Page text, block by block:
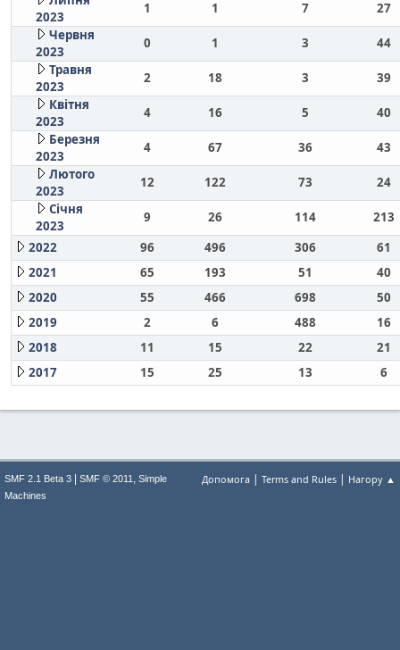
2023
1 1 7
27
Червня
2023
0 1 3
44
Травня
2023
2 18 3
39
Квітня
2023
4 16 5
40
Березня
2023
4 67 36
43
Лютого
2023
12 122 73
24
Січня
2023
9 26 114
213
2022
96 496 306
61
2021
65 193 51
40
2020
55 466 698
50
2019
2 6 488
16
2018
11 15 22
21
2017
15 25 13 6
Допомога | Terms and Rules | Нагору ▲
SMF 2.1 Beta 3 SMF © 2011 , Simple
Machines